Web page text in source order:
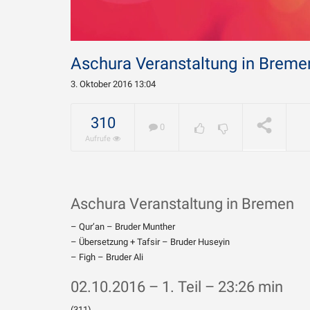
WIRD ABGESPIELT
geliebt?
Aschura Veranstaltung in
3. Oktober 2016 13:04
310
Aufrufe
0
Aschura Veranstaltung in Bremen
– Qur’an – Bruder Munther
– Übersetzung + Tafsir – Bruder Huseyin
– Figh – Bruder Ali
02.10.2016 – 1. Teil – 23:26 min